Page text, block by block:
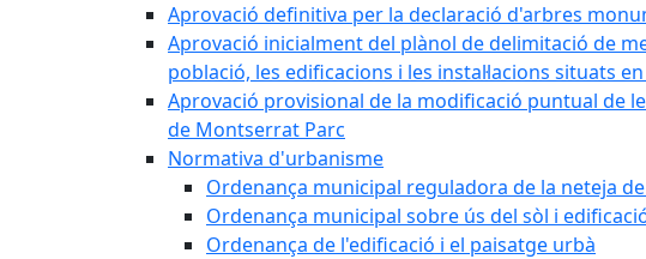
Aprovació definitiva per la declaració d'arbres
Aprovació inicialment del plànol de delimitació de
població, les edificacions i les instal·lacions situats
Aprovació provisional de la modificació puntual de
de Montserrat Parc
Normativa d'urbanisme
Ordenança municipal reguladora de la neteja
Ordenança municipal sobre ús del sòl i
Ordenança de l'edificació i el paisatge urbà